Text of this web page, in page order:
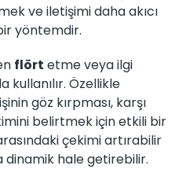
ve iletişimi daha akıcı
yöntemdir.
flört etme veya ilgi
kullanılır. Özellikle
göz kırpması, karşı
belirtmek için etkili bir
çekimi artırabilir
dinamik hale getirebilir.